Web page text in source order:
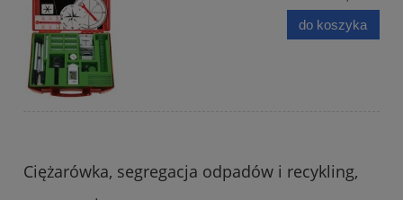
do koszyka
Ciężarówka, segregacja odpadów i recykling,